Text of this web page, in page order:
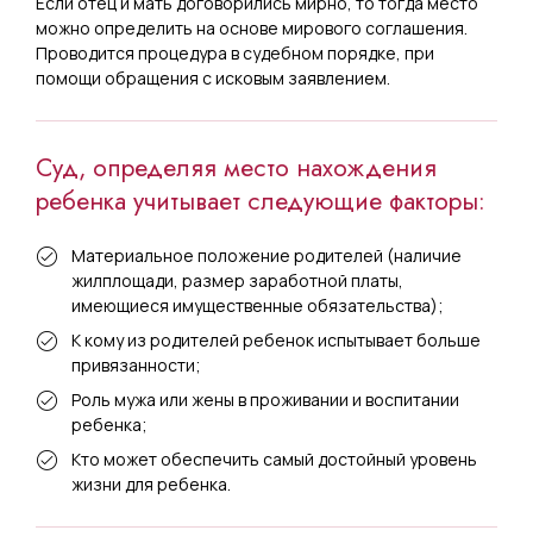
можно определить на основе мирового соглашения.
Проводится процедура в судебном порядке, при
помощи обращения с исковым заявлением.
Суд, определяя место нахождения
ребенка учитывает следующие факторы:
Материальное положение родителей (наличие
жилплощади, размер заработной платы,
имеющиеся имущественные обязательства);
К кому из родителей ребенок испытывает больше
привязанности;
Роль мужа или жены в проживании и воспитании
ребенка;
Кто может обеспечить самый достойный уровень
жизни для ребенка.